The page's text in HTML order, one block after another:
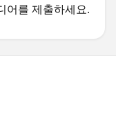
어를 제출하세요.